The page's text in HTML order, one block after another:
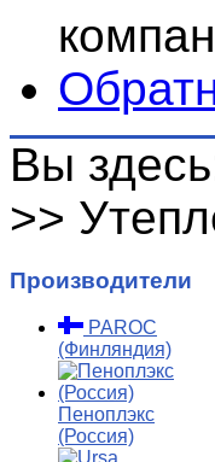
Вы
>>
Производители
PAROC
(Финляндия)
Пеноплэкс
(Россия)